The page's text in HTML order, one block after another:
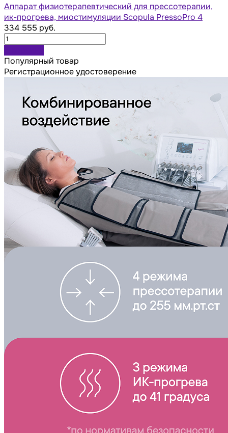
Аппарат физиотерапевтический для прессотерапии,
ик-прогрева, миостимуляции Scopula PressoPro 4
334 555 руб.
Популярный товар
Регистрационное удостоверение